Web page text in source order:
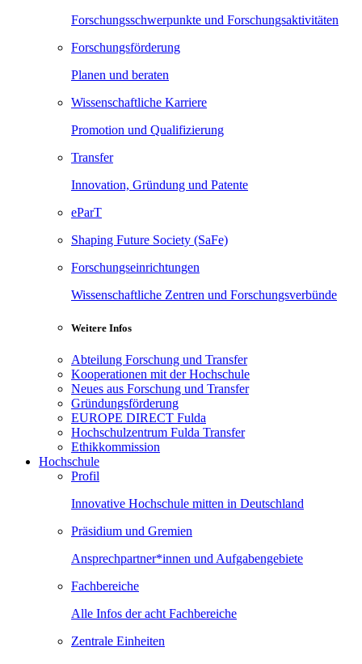
Forschungsschwerpunkte und Forschungsaktivitäten
Forschungsförderung
Planen und beraten
Wissenschaftliche Karriere
Promotion und Qualifizierung
Transfer
Innovation, Gründung und Patente
eParT
Shaping Future Society (SaFe)
Forschungseinrichtungen
Wissenschaftliche Zentren und Forschungsverbünde
Weitere Infos
Abteilung Forschung und Transfer
Kooperationen mit der Hochschule
Neues aus Forschung und Transfer
Gründungsförderung
EUROPE DIRECT Fulda
Hochschulzentrum Fulda Transfer
Ethikkommission
Hochschule
Profil
Innovative Hochschule mitten in Deutschland
Präsidium und Gremien
Ansprechpartner*innen und Aufgabengebiete
Fachbereiche
Alle Infos der acht Fachbereiche
Zentrale Einheiten